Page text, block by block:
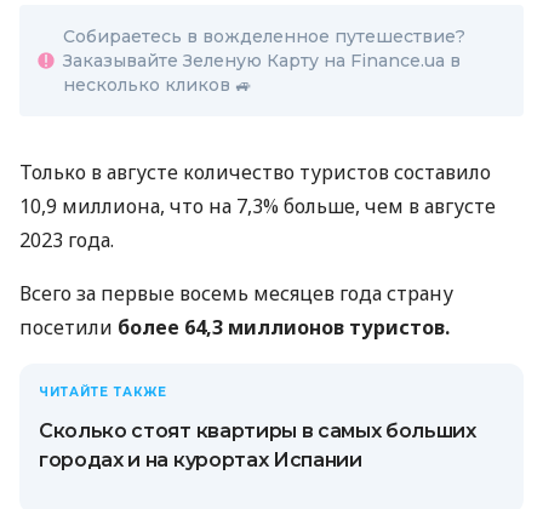
Собираетесь в вожделенное путешествие?
Заказывайте Зеленую Карту на Finance.ua в
несколько кликов 🚙
Только в августе количество туристов составило
10,9 миллиона, что на 7,3% больше, чем в августе
2023 года.
Всего за первые восемь месяцев года страну
посетили более 64,3 миллионов туристов.
ЧИТАЙТЕ ТАКЖЕ
Сколько стоят квартиры в самых больших
городах и на курортах Испании